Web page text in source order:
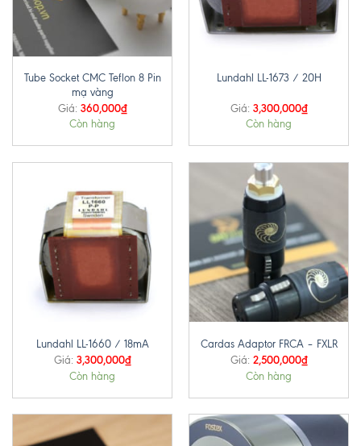
Tube Socket CMC Teflon 8 Pin
mạ vàng
Giá: 360,000₫
Còn hàng
Lundahl LL-1673 / 20H
Giá: 3,300,000₫
Còn hàng
Lundahl LL-1660 / 18mA
Giá: 3,300,000₫
Còn hàng
Cardas Adaptor FRCA – FXLR
Giá: 2,500,000₫
Còn hàng